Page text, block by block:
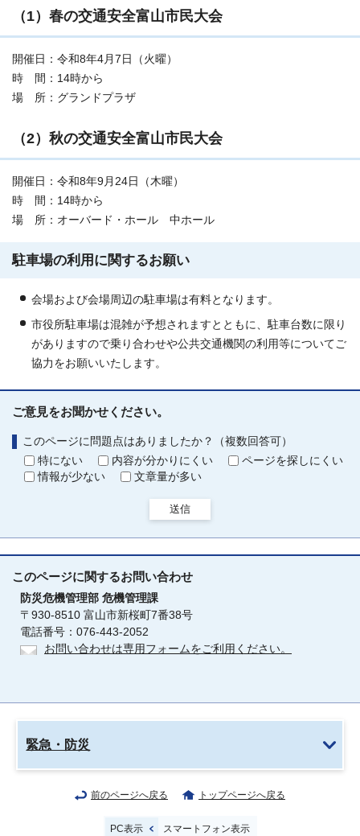
（1）春の交通安全富山市民大会
開催日：令和8年4月7日（火曜）
時 間：14時から
場 所：グランドプラザ
（2）秋の交通安全富山市民大会
開催日：令和8年9月24日（木曜）
時 間：14時から
場 所：オーバード・ホール 中ホール
駐車場の利用に関するお願い
会場および会場周辺の駐車場は有料となります。
市役所駐車場は混雑が予想されますとともに、駐車台数に限り
がありますので乗り合わせや公共交通機関の利用等についてご
協力をお願いいたします。
ご意見をお聞かせください。
このページに問題点はありましたか？（複数回答可）
特にない
内容が分かりにくい
ページを探しにくい
情報が少ない
文章量が多い
送信
このページに関するお問い合わせ
防災危機管理部 危機管理課
〒930-8510 富山市新桜町7番38号
電話番号：076-443-2052
お問い合わせは専用フォームをご利用ください。
緊急・防災
前のページへ戻る トップページへ戻る
PC表示 スマートフォン表示